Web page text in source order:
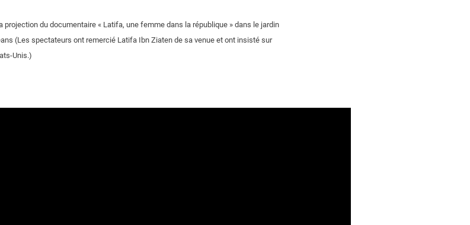
projection du documentaire « Latifa, une femme dans la république » dans le jardin
(Les spectateurs ont remercié Latifa Ibn Ziaten de sa venue et ont insisté sur
Unis.)